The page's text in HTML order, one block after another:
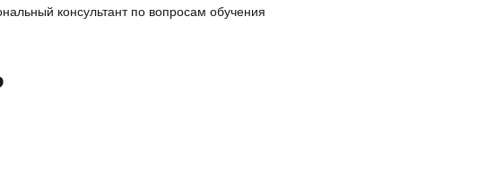
консультантпо вопросам обучения